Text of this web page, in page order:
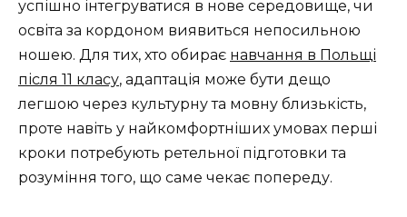
успішно інтегруватися в нове середовище, чи
освіта за кордоном виявиться непосильною
ношею. Для тих, хто обирає навчання в Польщі
після 11 класу, адаптація може бути дещо
легшою через культурну та мовну близькість,
проте навіть у найкомфортніших умовах перші
кроки потребують ретельної підготовки та
розуміння того, що саме чекає попереду.